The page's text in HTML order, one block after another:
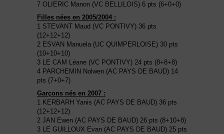
7 OLIERIC Manon (VC BELLILOIS) 6 pts (6+0+0)
Filles nées en 2005/2004 :
1 STEVANT Maud (VC PONTIVY) 36 pts
(12+12+12)
2 ESVAN Manuela (UC QUIMPERLOISE) 30 pts
(10+10+10)
3 LE CAM Léane (VC PONTIVY) 24 pts (8+8+8)
4 PARCHEMIN Nolwen (AC PAYS DE BAUD) 14
pts (7+0+7)
Garçons nés en 2007 :
1 KERBARH Yanis (AC PAYS DE BAUD) 36 pts
(12+12+12)
2 JAN Ewen (AC PAYS DE BAUD) 26 pts (8+10+8)
3 LE GUILLOUX Evan (AC PAYS DE BAUD) 25 pts